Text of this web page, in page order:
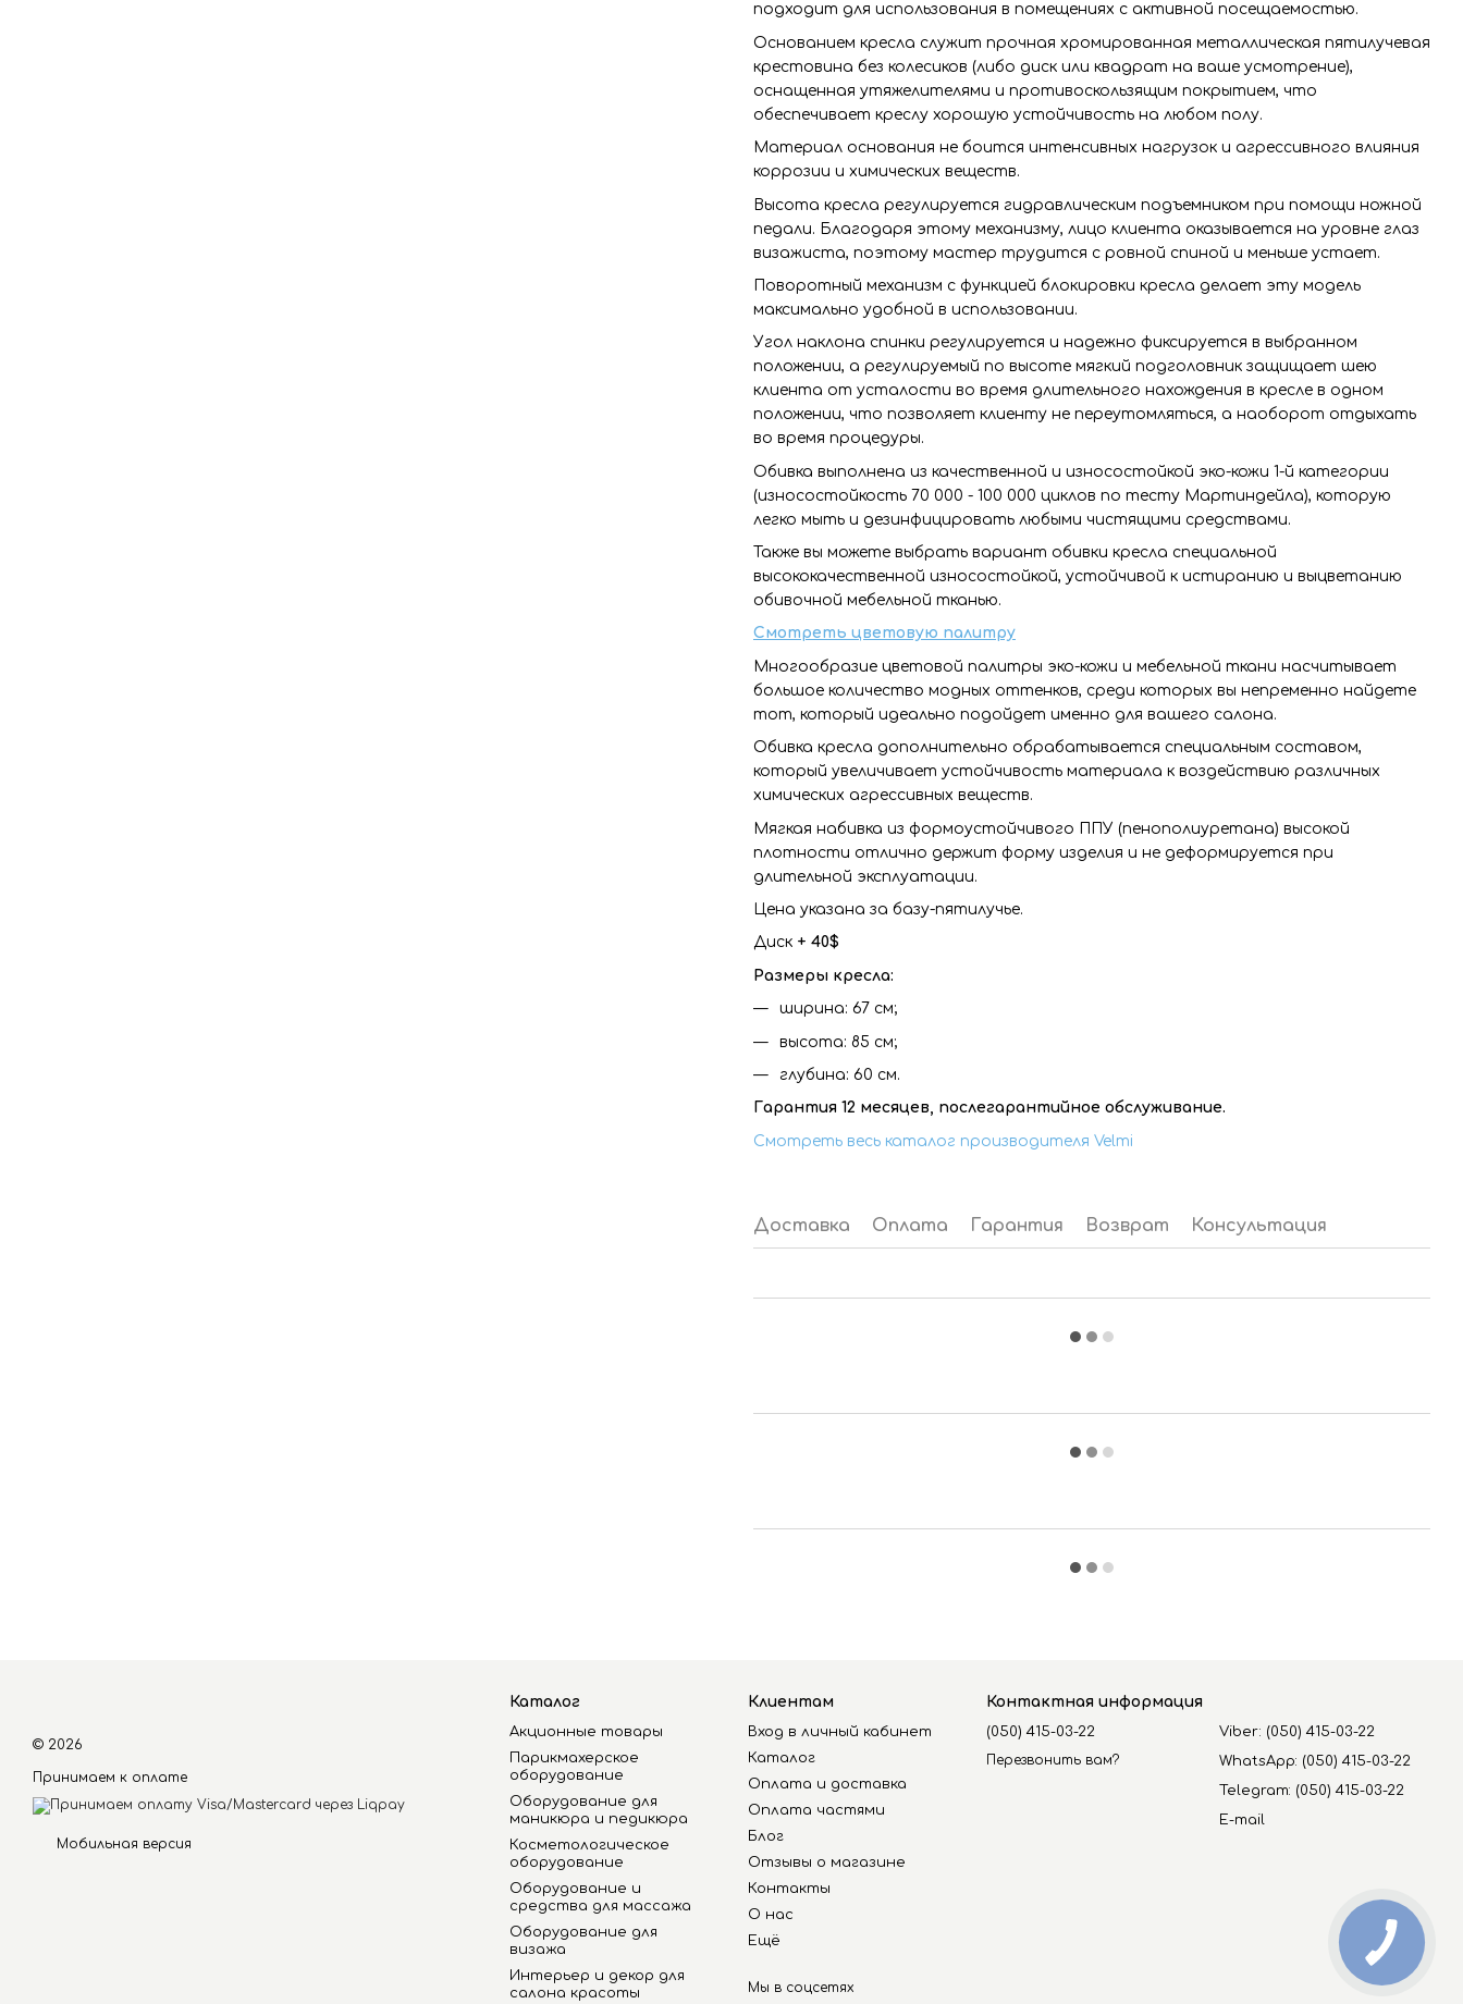
подходит для использования в помещениях с активной посещаемостью.
Основанием кресла служит прочная хромированная металлическая пятилучевая
крестовина без колесиков (либо диск или квадрат на ваше усмотрение),
оснащенная утяжелителями и противоскользящим покрытием, что
обеспечивает креслу хорошую устойчивость на любом полу.
Материал основания не боится интенсивных нагрузок и агрессивного влияния
коррозии и химических веществ.
Высота кресла регулируется гидравлическим подъемником при помощи ножной
педали. Благодаря этому механизму, лицо клиента оказывается на уровне глаз
визажиста, поэтому мастер трудится с ровной спиной и меньше устает.
Поворотный механизм с функцией блокировки кресла делает эту модель
максимально удобной в использовании.
Угол наклона спинки регулируется и надежно фиксируется в выбранном
положении, а регулируемый по высоте мягкий подголовник защищает шею
клиента от усталости во время длительного нахождения в кресле в одном
положении, что позволяет клиенту не переутомляться, а наоборот отдыхать
во время процедуры.
Обивка выполнена из качественной и износостойкой эко-кожи 1-й категории
(износостойкость 70 000 - 100 000 циклов по тесту Мартиндейла), которую
легко мыть и дезинфицировать любыми чистящими средствами.
Также вы можете выбрать вариант обивки кресла специальной
высококачественной износостойкой, устойчивой к истиранию и выцветанию
обивочной мебельной тканью.
Смотреть цветовую палитру
Многообразие цветовой палитры эко-кожи и мебельной ткани насчитывает
большое количество модных оттенков, среди которых вы непременно найдете
тот, который идеально подойдет именно для вашего салона.
Обивка кресла дополнительно обрабатывается специальным составом,
который увеличивает устойчивость материала к воздействию различных
химических агрессивных веществ.
Мягкая набивка из формоустойчивого ППУ (пенополиуретана) высокой
плотности отлично держит форму изделия и не деформируется при
длительной эксплуатации.
Цена указана за базу-пятилучье.
Диск + 40$
Размеры кресла:
ширина: 67 см;
высота: 85 см;
глубина: 60 см.
Гарантия 12 месяцев, послегарантийное обслуживание.
Смотреть весь каталог производителя Velmi
Доставка Оплата Гарантия Возврат Консультация
© 2026
Принимаем к оплате
Мобильная версия
Каталог
Акционные товары
Парикмахерское
оборудование
Оборудование для
маникюра и педикюра
Косметологическое
оборудование
Оборудование и
средства для массажа
Оборудование для
визажа
Интерьер и декор для
салона красоты
Клиентам
Вход в личный кабинет
Каталог
Оплата и доставка
Оплата частями
Блог
Отзывы о магазине
Контакты
О нас
Ещё
Мы в соцсетях
Контактная информация
(050) 415-03-22
Перезвонить вам?
Viber: (050) 415-03-22
WhatsApp: (050) 415-03-22
Telegram: (050) 415-03-22
E-mail